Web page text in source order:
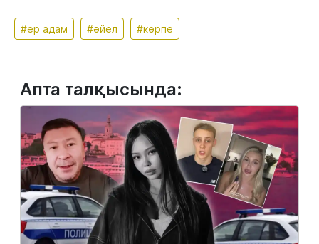
#ер адам #әйел #көрпе
Апта талқысында: